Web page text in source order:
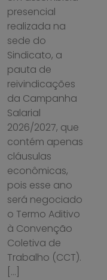
presencial
realizada na
sede do
Sindicato, a
pauta de
reivindicações
da Campanha
Salarial
2026/2027, que
contém apenas
cláusulas
econômicas,
pois esse ano
será negociado
o Termo Aditivo
à Convenção
Coletiva de
Trabalho (CCT).
[…]